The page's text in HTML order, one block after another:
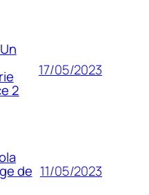
2
17/05/2023
de 11/05/2023